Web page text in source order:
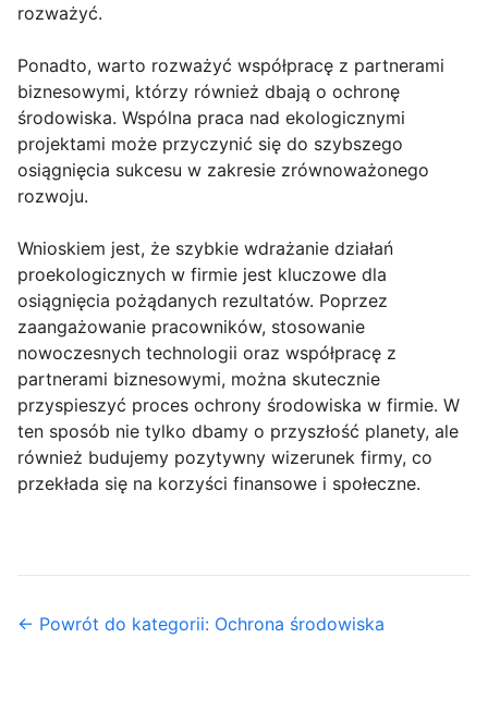
rozważyć.
Ponadto, warto rozważyć współpracę z partnerami
biznesowymi, którzy również dbają o ochronę
środowiska. Wspólna praca nad ekologicznymi
projektami może przyczynić się do szybszego
osiągnięcia sukcesu w zakresie zrównoważonego
rozwoju.
Wnioskiem jest, że szybkie wdrażanie działań
proekologicznych w firmie jest kluczowe dla
osiągnięcia pożądanych rezultatów. Poprzez
zaangażowanie pracowników, stosowanie
nowoczesnych technologii oraz współpracę z
partnerami biznesowymi, można skutecznie
przyspieszyć proces ochrony środowiska w firmie. W
ten sposób nie tylko dbamy o przyszłość planety, ale
również budujemy pozytywny wizerunek firmy, co
przekłada się na korzyści finansowe i społeczne.
← Powrót do kategorii: Ochrona środowiska